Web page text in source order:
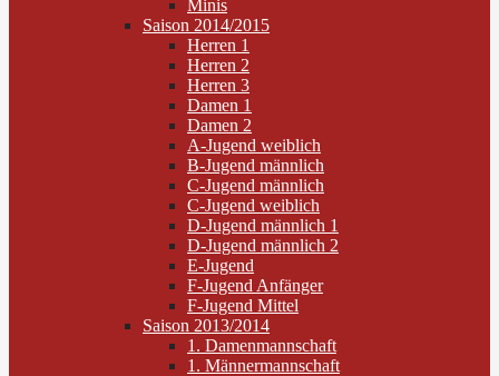
Minis
Saison 2014/2015
Herren 1
Herren 2
Herren 3
Damen 1
Damen 2
A-Jugend weiblich
B-Jugend männlich
C-Jugend männlich
C-Jugend weiblich
D-Jugend männlich 1
D-Jugend männlich 2
E-Jugend
F-Jugend Anfänger
F-Jugend Mittel
Saison 2013/2014
1. Damenmannschaft
1. Männermannschaft